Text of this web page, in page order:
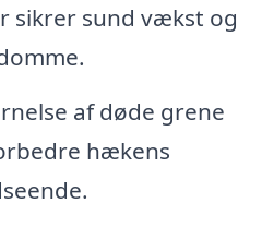
sikrer sund vækst og
af døde grene
hækens